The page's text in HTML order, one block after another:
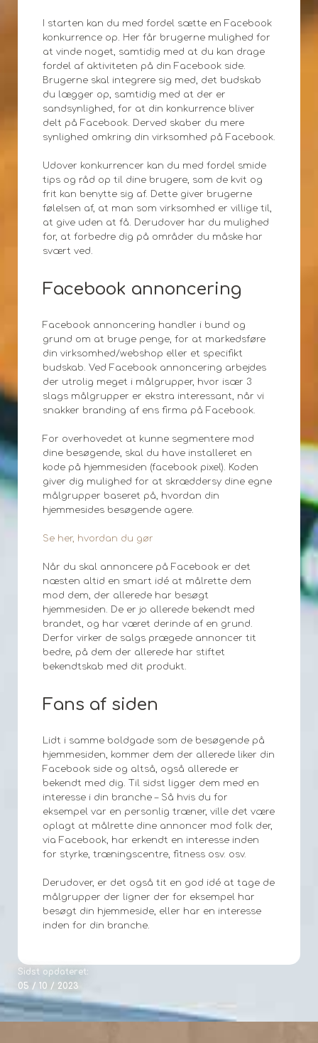
I starten kan du med fordel sætte en Facebook
konkurrence op. Her får brugerne mulighed for
at vinde noget, samtidig med at du kan drage
fordel af aktiviteten på din Facebook side.
Brugerne skal integrere sig med, det budskab
du lægger op, samtidig med at der er
sandsynlighed, for at din konkurrence bliver
delt på Facebook. Derved skaber du mere
synlighed omkring din virksomhed på Facebook.
Udover konkurrencer kan du med fordel smide
tips og råd op til dine brugere, som de kvit og
frit kan benytte sig af. Dette giver brugerne
følelsen af, at man som virksomhed er villige til,
at give uden at få. Derudover har du mulighed
for, at forbedre dig på områder du måske har
svært ved.
Facebook annoncering
Facebook annoncering handler i bund og
grund om at bruge penge, for at markedsføre
din virksomhed/webshop eller et specifikt
budskab. Ved Facebook annoncering arbejdes
der utrolig meget i målgrupper, hvor især 3
slags målgrupper er ekstra interessant, når vi
snakker branding af ens firma på Facebook.
For overhovedet at kunne segmentere mod
dine besøgende, skal du have installeret en
kode på hjemmesiden (facebook pixel). Koden
giver dig mulighed for at skræddersy dine egne
målgrupper baseret på, hvordan din
hjemmesides besøgende agere.
Se her, hvordan du gør
Når du skal annoncere på Facebook er det
næsten altid en smart idé at målrette dem
mod dem, der allerede har besøgt
hjemmesiden. De er jo allerede bekendt med
brandet, og har været derinde af en grund.
Derfor virker de salgs prægede annoncer tit
bedre, på dem der allerede har stiftet
bekendtskab med dit produkt.
Fans af siden
Lidt i samme boldgade som de besøgende på
hjemmesiden, kommer dem der allerede liker din
Facebook side og altså, også allerede er
bekendt med dig. Til sidst ligger dem med en
interesse i din branche – Så hvis du for
eksempel var en personlig træner, ville det være
oplagt at målrette dine annoncer mod folk der,
via Facebook, har erkendt en interesse inden
for styrke, træningscentre, fitness osv. osv.
Derudover, er det også tit en god idé at tage de
målgrupper der ligner der for eksempel har
besøgt din hjemmeside, eller har en interesse
inden for din branche.
Sidst opdateret:
05 / 10 / 2023